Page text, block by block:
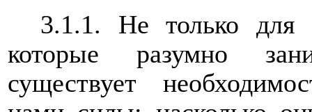
3.1.1. Не только
которые разумно
существует